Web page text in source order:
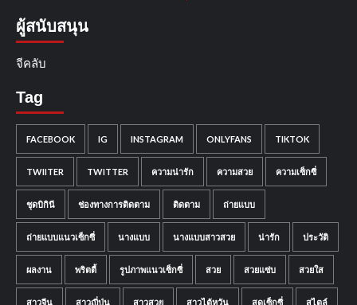
ผู้สนับสนุน
จีคลับ
Tag
FACEBOOK IG INSTAGRAM ONLYFANS TIKTOK
TWIITER TWITTER ความน่ารัก ความสวย ความเซ็กซี่
ชุดบิกินี ช่องทางการติดตาม ติดตาม ถ่ายแบบ
ถ่ายแบบแนวเซ็กซี่ นางแบบ นางแบบสาวสวย น่ารัก ประวัติ
ผลงาน พริตตี้ รูปภาพแนวเซ็กซี่ สวย สวยแซ่บ สวยใส
สาวจีน สาวญี่ปุ่น สาวสวย สาวไต้หวัน สุดเซ็กซี่ สไตล์